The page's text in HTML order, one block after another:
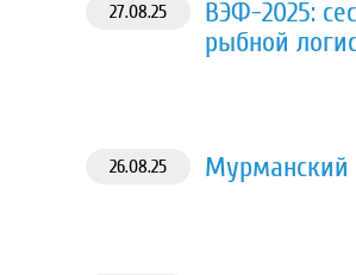
27.08.25
ВЭФ-2025:
рыбной
26.08.25 Мурманский